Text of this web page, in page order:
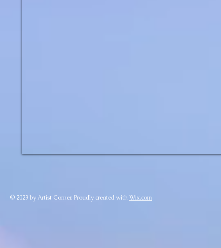
© 2023 by Artist Corner. Proudly created with Wix.com